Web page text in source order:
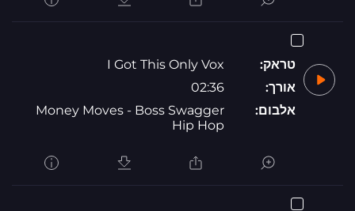
טראק:
I Got This Only Vox
אורך:
02:36
אלבום:
Money Moves - Boss Swagger
Hip Hop